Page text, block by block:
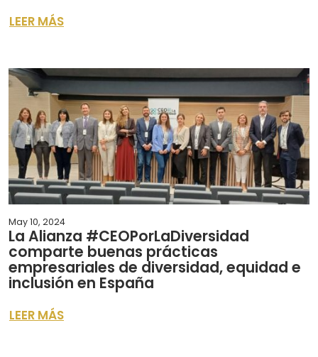
LEER MÁS
May 10, 2024
La Alianza #CEOPorLaDiversidad
comparte buenas prácticas
empresariales de diversidad, equidad e
inclusión en España
LEER MÁS